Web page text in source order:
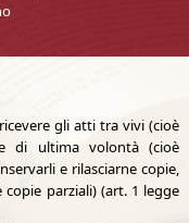
gli atti tra vivi (cioè
di ultima volontà (cioè
e rilasciarne copie,
parziali) (art. 1 legge